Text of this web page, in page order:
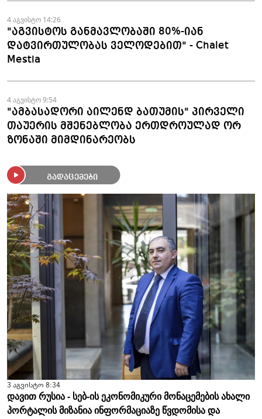
4 აგვისტო 14:26
"აგვისტოს განმავლობაში 80%-იან
დატვირთულობას ველოდებით" - Chalet
Mestia
4 აგვისტო 9:54
"ამბასადორი აილენდ ბათუმის" პირველი
თაუერის მშენებლობა ერთდროულად ორ
ზონაში მიმდინარეობს
გადაცემები
3 აგვისტო 8:34
დავით რუსია - სებ-ის ეკონომიკური მონაცემების ახალი
პორტალის მიზანია ინფორმაციაზე წვდომისა და